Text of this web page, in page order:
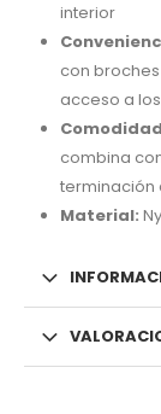
interior
con
acceso a
combina
terminación
Material: